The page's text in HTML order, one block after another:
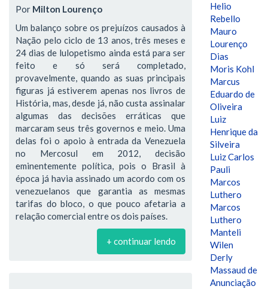
Por Milton Lourenço
Um balanço sobre os prejuízos causados à
Nação pelo ciclo de 13 anos, três meses e
24 dias de lulopetismo ainda está para ser
feito e só será completado,
provavelmente, quando as suas principais
figuras já estiverem apenas nos livros de
História, mas, desde já, não custa assinalar
algumas das decisões erráticas que
marcaram seus três governos e meio. Uma
delas foi o apoio à entrada da Venezuela
no Mercosul em 2012, decisão
eminentemente política, pois o Brasil à
época já havia assinado um acordo com os
venezuelanos que garantia as mesmas
tarifas do bloco, o que pouco afetaria a
relação comercial entre os dois países.
+ continuar lendo
Helio
Rebello
Mauro
Lourenço
Dias
Moris Kohl
Marcus
Eduardo de
Oliveira
Luiz
Henrique da
Silveira
Luiz Carlos
Pauli
Marcos
Luthero
Marcos
Luthero
Manteli
Wilen
Derly
Massaud de
Anunciação